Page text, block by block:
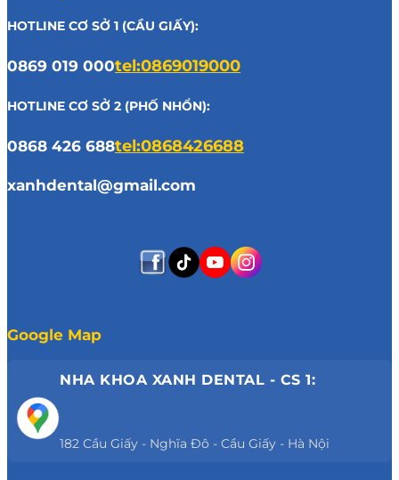
HOTLINE CƠ SỞ 1 (CẦU GIẤY):
0869 019 000tel:0869019000
HOTLINE CƠ SỞ 2 (PHỐ NHỔN):
0868 426 688tel:0868426688
xanhdental@gmail.com
Google Map
NHA KHOA XANH DENTAL - CS 1:
182 Cầu Giấy - Nghĩa Đô - Cầu Giấy - Hà Nội